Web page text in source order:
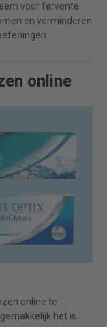
voor fervente
en verminderen
online
online te
het is.